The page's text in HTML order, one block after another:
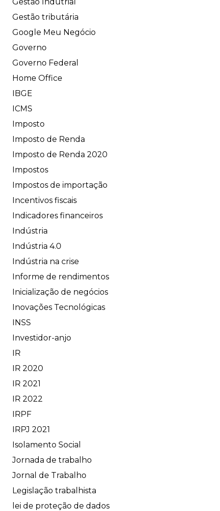
Gestão tributária
Google Meu Negócio
Governo
Governo Federal
Home Office
IBGE
ICMS
Imposto
Imposto de Renda
Imposto de Renda 2020
Impostos
Impostos de importação
Incentivos fiscais
Indicadores financeiros
Indústria
Indústria 4.0
Indústria na crise
Informe de rendimentos
Inicialização de negócios
Inovações Tecnológicas
INSS
Investidor-anjo
IR
IR 2020
IR 2021
IR 2022
IRPF
IRPJ 2021
Isolamento Social
Jornada de trabalho
Jornal de Trabalho
Legislação trabalhista
lei de proteção de dados